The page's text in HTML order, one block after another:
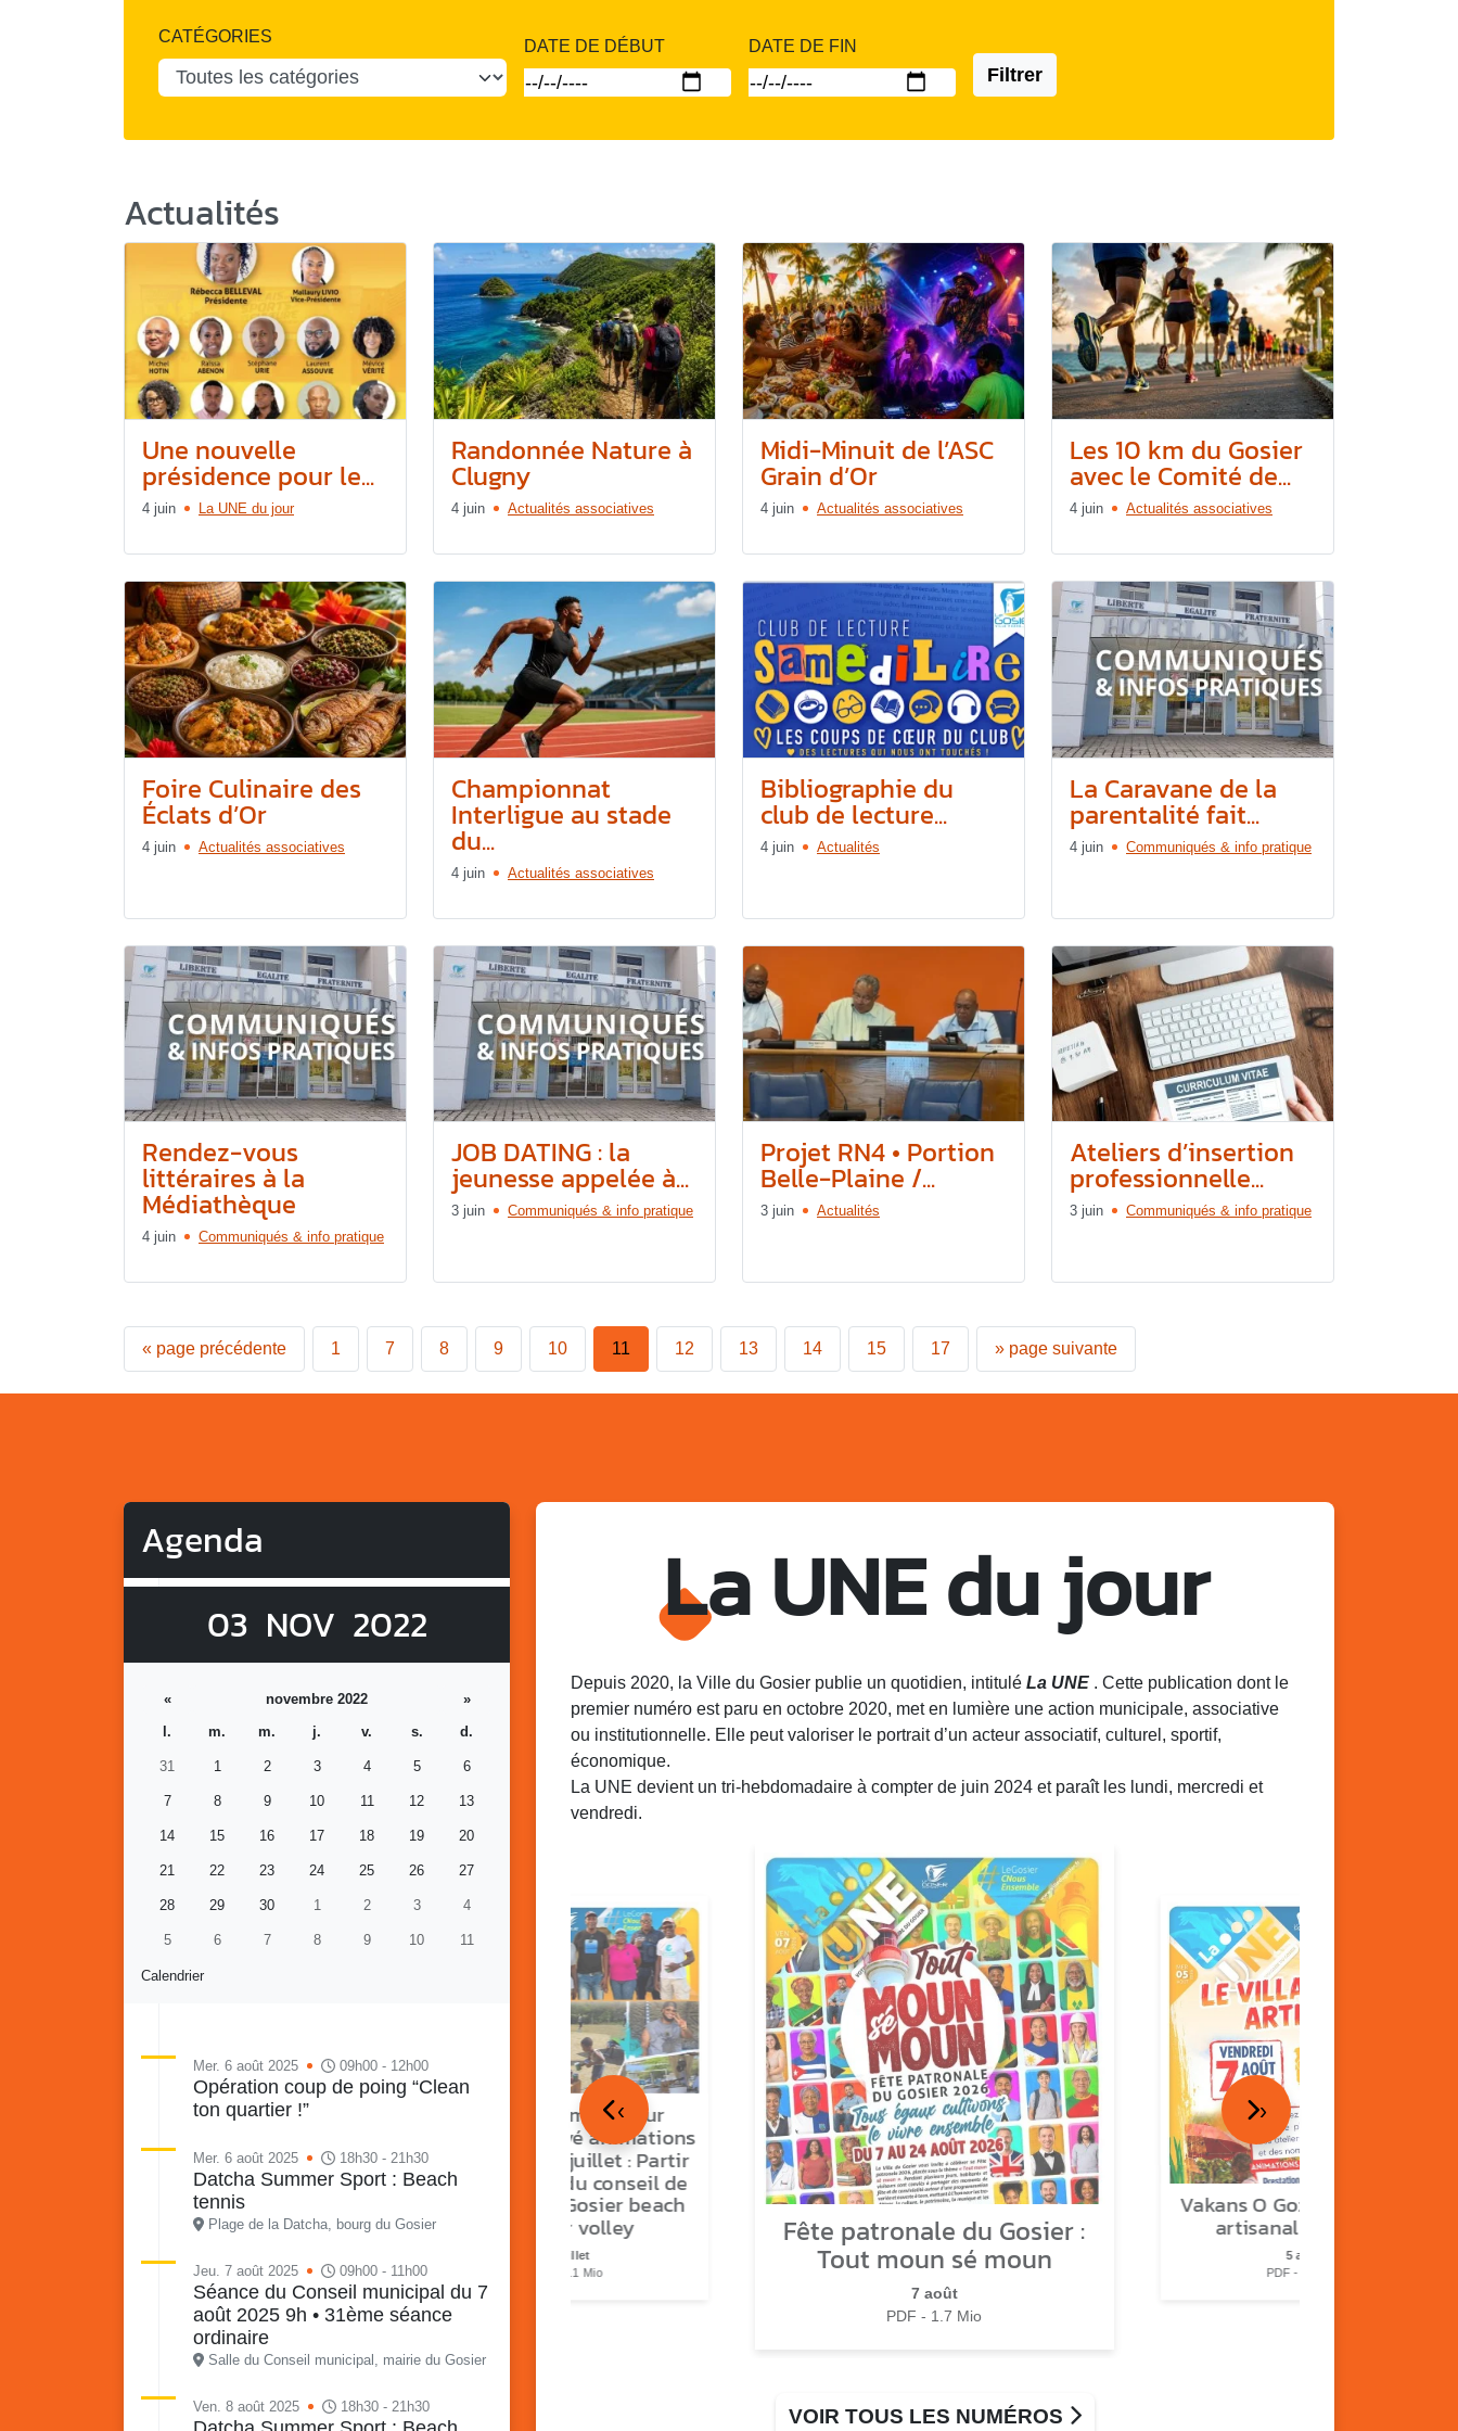
CATÉGORIES
DATE DE DÉBUT DATE DE FIN
Filtrer
Actualités
Une nouvelle
présidence pour le...
4 juin La UNE du jour
Randonnée Nature à
Clugny
4 juin Actualités associatives
Midi-Minuit de l’ASC
Grain d’Or
4 juin Actualités associatives
Les 10 km du Gosier
avec le Comité de...
4 juin Actualités associatives
Foire Culinaire des
Éclats d’Or
4 juin Actualités associatives
Championnat
Interligue au stade
du...
4 juin Actualités associatives
Bibliographie du
club de lecture...
4 juin Actualités
La Caravane de la
parentalité fait...
4 juin Communiqués & info pratique
Rendez-vous
littéraires à la
Médiathèque
4 juin Communiqués & info pratique
JOB DATING : la
jeunesse appelée à...
3 juin Communiqués & info pratique
Projet RN4 • Portion
Belle-Plaine /...
3 juin Actualités
Ateliers d’insertion
professionnelle...
3 juin Communiqués & info pratique
« page précédente 1 7 8 9 10 11 12 13 14 15 17 » page suivante
Agenda
03 NOV 2022
Calendrier
« novembre 2022
»
l.
m. m. j. v. s. d.
31 1 2 3 4 5 6
7 8 9 10 11 12 13
14 15 16 17 18 19 20
21 22 23 24 25 26 27
28 29 30 1 2 3 4
5 6 7 8 9 10 11
Mer. 6 août 2025 09h00 - 12h00
Opération coup de poing “Clean
ton quartier !”
Mer. 6 août 2025 18h30 - 21h30
Datcha Summer Sport : Beach
tennis
Plage de la Datcha, bourg du Gosier
Jeu. 7 août 2025 09h00 - 11h00
Séance du Conseil municipal du 7
août 2025 9h • 31ème séance
ordinaire
Salle du Conseil municipal, mairie du Gosier
Ven. 8 août 2025 18h30 - 21h30
La UNE du jour
Depuis 2020, la Ville du Gosier publie un quotidien, intitulé La UNE . Cette publication dont le
premier numéro est paru en octobre 2020, met en lumière une action municipale, associative
ou institutionnelle. Elle peut valoriser le portrait d’un acteur associatif, culturel, sportif,
économique.
La UNE devient un tri-hebdomadaire à compter de juin 2024 et paraît les lundi, mercredi et
vendredi.
Vakans o Gozyé : Gosier
Lanta
PDF - 1.6 Mio
Retour en images sur
Vakans O Gozyé animations
du samedi 18 juillet : Partir
en livre, fête du conseil de
quartier n°3, Gosier beach
summer volley
23 juillet
PDF - 5.1 Mio
Fête patronale du Gosier :
Tout moun sé moun
7 août
PDF - 1.7 Mio
Vakans O Gozyé : le village
artisanal du Gosier
5 août
PDF - 1.2 Mio
‹ ›
VOIR TOUS LES NUMÉROS